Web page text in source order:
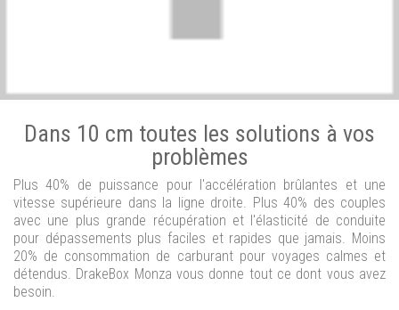
Dans 10 cm toutes les solutions à vos
problèmes
Plus 40% de puissance pour l'accélération brûlantes et une
vitesse supérieure dans la ligne droite. Plus 40% des couples
avec une plus grande récupération et l'élasticité de conduite
pour dépassements plus faciles et rapides que jamais. Moins
20% de consommation de carburant pour voyages calmes et
détendus. DrakeBox Monza vous donne tout ce dont vous avez
besoin.